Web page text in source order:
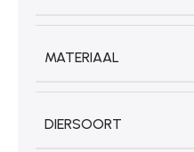
MATERIAAL
DIERSOORT